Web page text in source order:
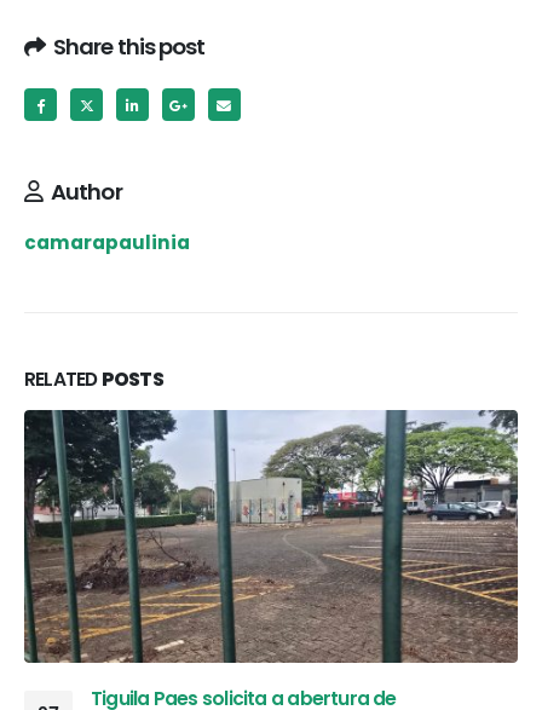
Share this post
Author
camarapaulinia
RELATEDPOSTS
Tiguila Paes solicita a abertura de